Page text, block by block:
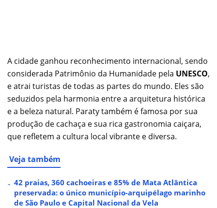
A cidade ganhou reconhecimento internacional, sendo
considerada Patrimônio da Humanidade pela UNESCO,
e atrai turistas de todas as partes do mundo. Eles são
seduzidos pela harmonia entre a arquitetura histórica
e a beleza natural. Paraty também é famosa por sua
produção de cachaça e sua rica gastronomia caiçara,
que refletem a cultura local vibrante e diversa.
Veja também
42 praias, 360 cachoeiras e 85% de Mata Atlântica
preservada: o único município-arquipélago marinho
de São Paulo e Capital Nacional da Vela